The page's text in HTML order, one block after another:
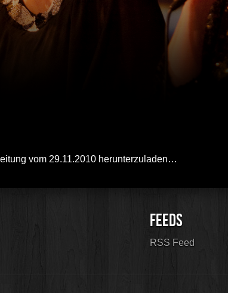
vom 29.11.2010 herunterzuladen…
RSS Feed